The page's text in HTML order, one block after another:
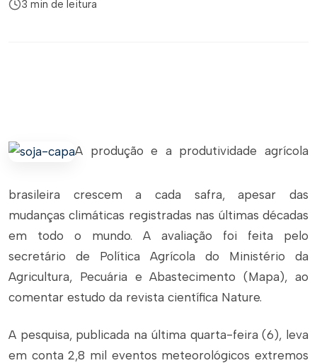
3 min de leitura
A produção e a produtividade agrícola
brasileira crescem a cada safra, apesar das
mudanças climáticas registradas nas últimas décadas
em todo o mundo. A avaliação foi feita pelo
secretário de Política Agrícola do Ministério da
Agricultura, Pecuária e Abastecimento (Mapa), ao
comentar estudo da revista científica Nature.
A pesquisa, publicada na última quarta-feira (6), leva
em conta 2,8 mil eventos meteorológicos extremos